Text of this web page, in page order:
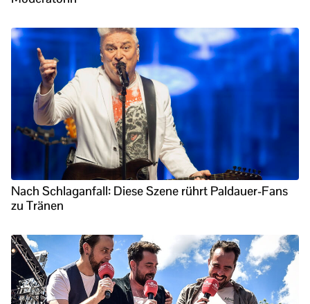
Nach Schlaganfall: Diese Szene rührt Paldauer-Fans
zu Tränen